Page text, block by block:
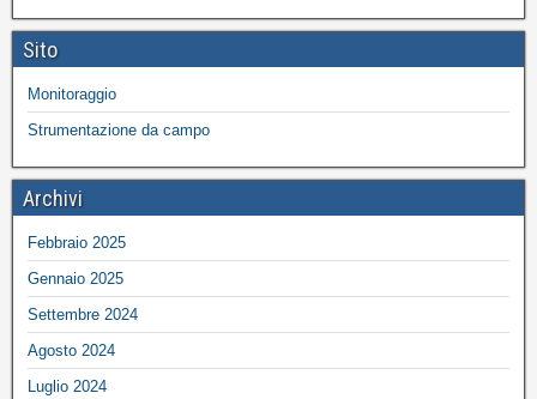
Sito
Monitoraggio
Strumentazione da campo
Archivi
Febbraio 2025
Gennaio 2025
Settembre 2024
Agosto 2024
Luglio 2024